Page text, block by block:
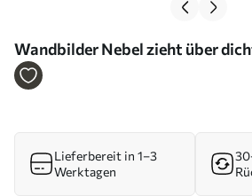
Wandbilder Nebel zieht über
Wald hinweg Art. s46512
Lieferbereit in 1–3
Werktagen